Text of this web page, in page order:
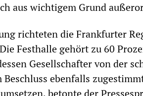
aus wichtigem Grund
richteten die Frankfurter
Festhalle gehört zu 60
Gesellschafter von der
Beschluss ebenfalls
betonte der